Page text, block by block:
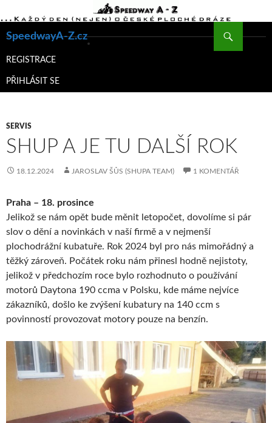
SpeedwayA-Z.cz
K
WEBU
REGISTRACE
PŘIHLÁSIT SE
SERVIS
SHUP A JE TU DALŠÍ ROK
18.12.2024 JAROSLAV ŠŮS (SHUPA TEAM) 1 KOMENTÁŘ
Praha – 18. prosince
Jelikož se nám opět bude měnit letopočet, dovolíme si pár
slov o dění a novinkách v naší firmě a v nejmenší
plochodrážní kubatuře. Rok 2024 byl pro nás mimořádný a
těžký zároveň. Počátek roku nám přinesl hodně nejistoty,
jelikož v předchozím roce bylo rozhodnuto o používání
motorů Daytona 190 ccma v Polsku, kde máme nejvíce
zákazníků, došlo ke zvýšení kubatury na 140 ccm s
povinností provozovat motory pouze na benzín.